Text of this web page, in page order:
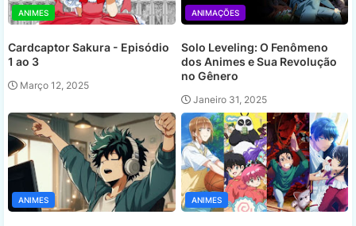
ANIMES
Cardcaptor Sakura - Episódio
1 ao 3
Março 12, 2025
ANIMAÇÕES
Solo Leveling: O Fenômeno
dos Animes e Sua Revolução
no Gênero
Janeiro 31, 2025
ANIMES ANIMES